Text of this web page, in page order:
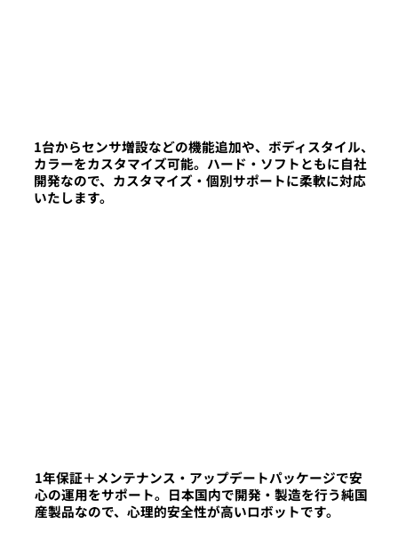
1台からセンサ増設などの機能追加や、ボディスタイル、
カラーをカスタマイズ可能。ハード・ソフトともに自社
開発なので、カスタマイズ・個別サポートに柔軟に対応
いたします。
1年保証＋メンテナンス・アップデートパッケージで安
心の運用をサポート。日本国内で開発・製造を行う純国
産製品なので、心理的安全性が高いロボットです。